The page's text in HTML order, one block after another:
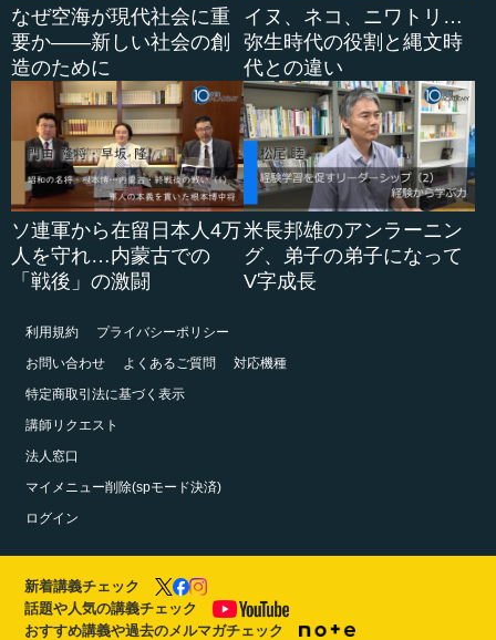
なぜ空海が現代社会に重
要か――新しい社会の創
造のために
イヌ、ネコ、ニワトリ…
弥生時代の役割と縄文時
代との違い
ソ連軍から在留日本人4万
人を守れ…内蒙古での
「戦後」の激闘
米長邦雄のアンラーニン
グ、弟子の弟子になって
V字成長
利用規約
プライバシーポリシー
お問い合わせ
よくあるご質問
対応機種
特定商取引法に基づく表示
講師リクエスト
法人窓口
マイメニュー削除(spモード決済)
ログイン
新着講義チェック
話題や人気の講義チェック
おすすめ講義や過去のメルマガチェック